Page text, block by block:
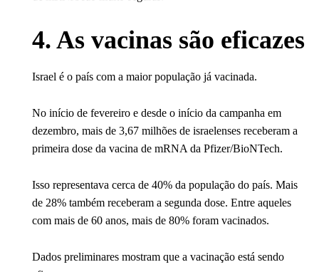
4. As vacinas são eficazes
Israel é o país com a maior população já vacinada.
No início de fevereiro e desde o início da campanha em
dezembro, mais de 3,67 milhões de israelenses receberam a
primeira dose da vacina de mRNA da Pfizer/BioNTech.
Isso representava cerca de 40% da população do país. Mais
de 28% também receberam a segunda dose. Entre aqueles
com mais de 60 anos, mais de 80% foram vacinados.
Dados preliminares mostram que a vacinação está sendo